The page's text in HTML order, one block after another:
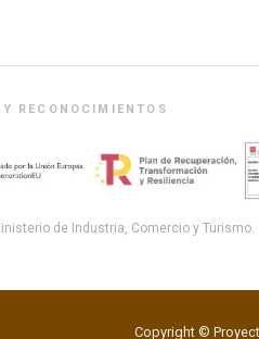
RECONOCIMIENTOS
de Industria, Comercio y Turismo.
Copyright ©